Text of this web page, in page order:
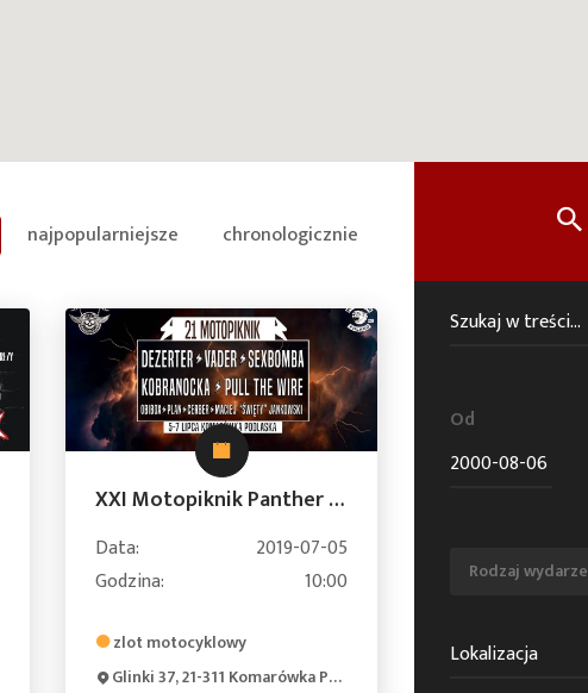
najpopularniejsze chronologicznie
XXI Motopiknik Panther MC Poland
Data:
2019-07-05
Godzina:
10:00
zlot motocyklowy
Glinki 37, 21-311 Komarówka Podlaska, Poland
Od